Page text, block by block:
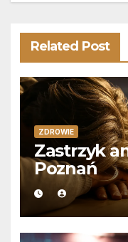
Related Post
ZDROWIE
Zastrzyk
Poznań